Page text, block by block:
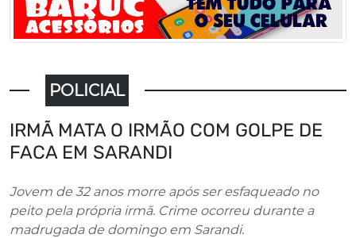
POLICIAL
IRMÃ MATA O IRMÃO COM GOLPE DE
FACA EM SARANDI
Jovem de 32 anos morre após ser esfaqueado no
peito pela própria irmã. Crime ocorreu durante a
madrugada de domingo em Sarandi.